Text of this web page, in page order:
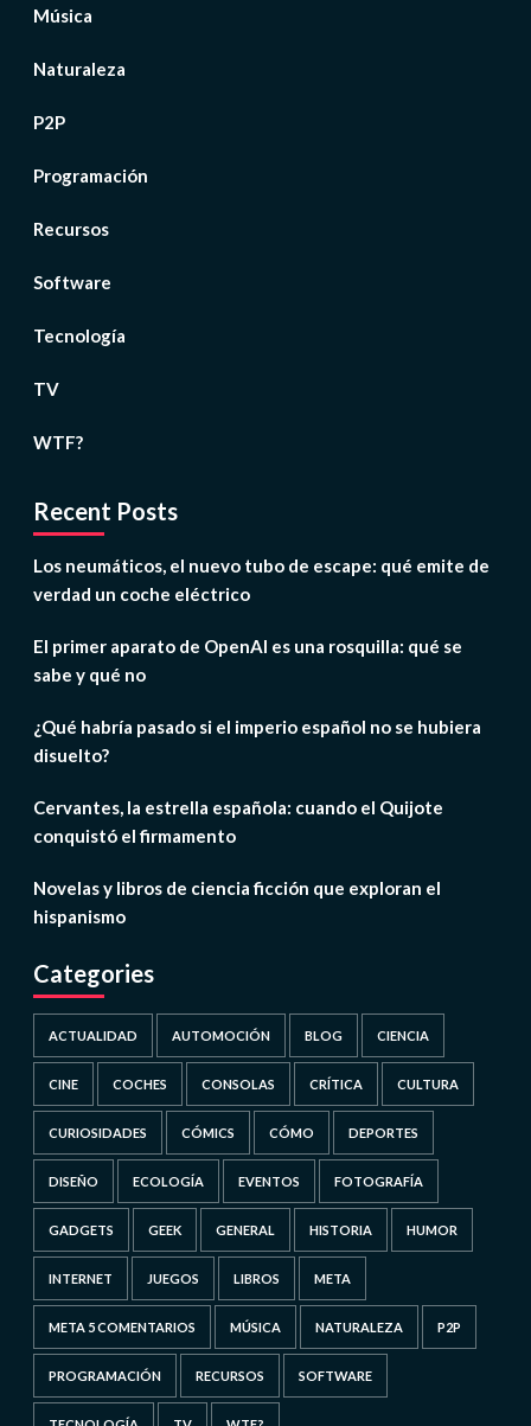
Música
Naturaleza
P2P
Programación
Recursos
Software
Tecnología
TV
WTF?
Recent Posts
Los neumáticos, el nuevo tubo de escape: qué emite de
verdad un coche eléctrico
El primer aparato de OpenAI es una rosquilla: qué se
sabe y qué no
¿Qué habría pasado si el imperio español no se hubiera
disuelto?
Cervantes, la estrella española: cuando el Quijote
conquistó el firmamento
Novelas y libros de ciencia ficción que exploran el
hispanismo
Categories
ACTUALIDAD AUTOMOCIÓN BLOG CIENCIA
CINE COCHES CONSOLAS CRÍTICA CULTURA
CURIOSIDADES CÓMICS CÓMO DEPORTES
DISEÑO ECOLOGÍA EVENTOS FOTOGRAFÍA
GADGETS GEEK GENERAL HISTORIA HUMOR
INTERNET JUEGOS LIBROS META
META 5 COMENTARIOS MÚSICA NATURALEZA P2P
PROGRAMACIÓN RECURSOS SOFTWARE